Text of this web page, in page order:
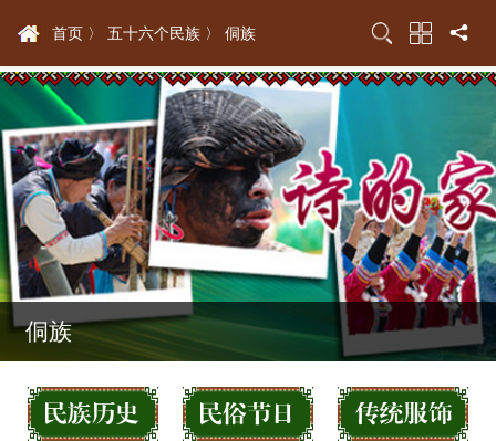
首页 〉 五十六个民族 〉 侗族
侗族